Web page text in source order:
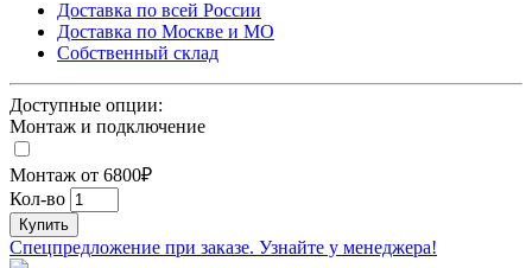
Доставка по всей России
Доставка по Москве и МО
Собственный склад
Доступные опции:
Монтаж и подключение
Монтаж от 6800₽
Кол-во
Купить
Спецпредложение при заказе. Узнайте у менеджера!